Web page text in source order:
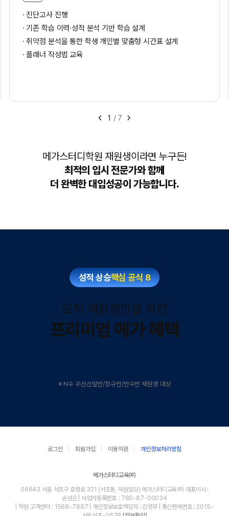
진단고사 진행
기존 학습 이력·성적 분석 기반 학습 설계
취약점 분석을 통한 학생 개인별 맞춤형 시간표 설계
플래너 작성법 교육
1 / 7
메가스터디학원 재원생이라면 누구든!
최적의 입시 전문가와 함께
더 완벽한 대입성공이 가능합니다.
성적 상승핵심 공식 8
오직 재원생만을 위한
프리미엄 메가 혜택
※ N수 우선선발반/정규반/반수반 재원생 대상
로그인 회원가입 이용약관 개인정보처리방침
메가스터디교육㈜
06643 서울 서초구 효령로 321 (서초동, 덕원빌딩) 메가스터디교육㈜ 대표이사 :
손성은 | 사업자등록번호 : 780-87-00034
| 학원 고객센터 : 1588-7887 | 개인정보보호책임자 : 김영무 | 통신판매번호 : 2015-